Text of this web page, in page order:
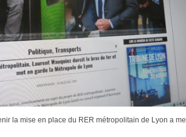
la mise en place du RER métropolitain de Lyon a